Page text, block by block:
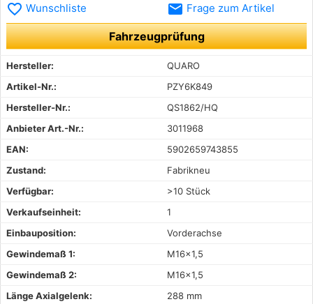
favorite_border Wunschliste email Frage zum Artikel
Fahrzeugprüfung
Hersteller:
QUARO
Artikel-Nr.:
PZY6K849
Hersteller-Nr.:
QS1862/HQ
Anbieter Art.-Nr.:
3011968
EAN:
5902659743855
Zustand:
Fabrikneu
Verfügbar:
>10 Stück
Verkaufseinheit:
1
Einbauposition:
Vorderachse
Gewindemaß 1:
M16x1,5
Gewindemaß 2:
M16x1,5
Länge Axialgelenk:
288 mm